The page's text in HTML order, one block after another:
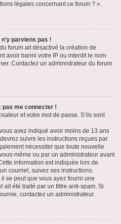
légales concernant ce forum ? ».
parviens pas !
forum ait désactivé la création de
avoir banni votre IP ou interdit le nom
Contactez un administrateur du forum
pas me connecter !
et votre mot de passe. S’ils sont
avez indiqué avoir moins de 13 ans
suivre les instructions reçues par
nécessiter que toute nouvelle
même ou par un administrateur avant
information est indiquée lors de
courriel, suivez ses instructions.
se peut que vous ayez fourni une
ait été traité par un filtre anti-spam. Si
contactez un administrateur.